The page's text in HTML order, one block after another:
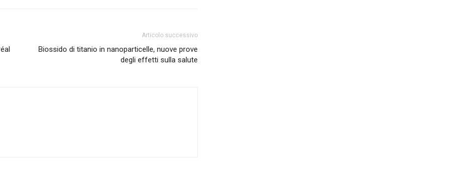
Articolo successivo
Biossido di titanio in nanoparticelle, nuove prove
degli effetti sulla salute